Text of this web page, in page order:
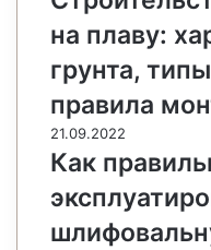
на плаву:
грунта,
правила
21.09.2022
Как